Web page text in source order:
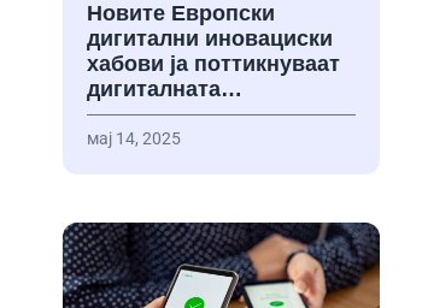
Новите Европски
дигитални иновациски
хабови ја поттикнуваат
дигиталната…
мај 14, 2025